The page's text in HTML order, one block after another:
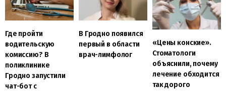
Где пройти
водительскую
комиссию? В
поликлинике
Гродно запустили
чат-бот с
В Гродно появился
первый в области
врач-лимфолог
«Цены конские».
Стоматологи
объяснили, почему
лечение обходится
так дорого